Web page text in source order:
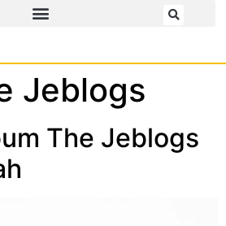
Jeblogs
The Jeblogs